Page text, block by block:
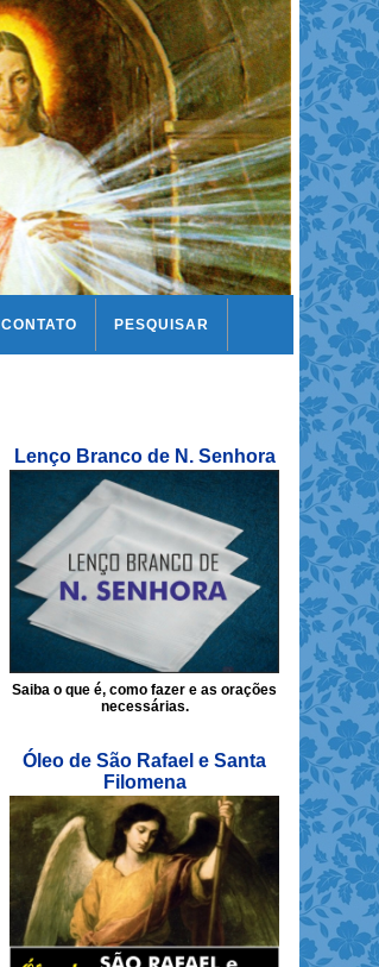
CONTATO PESQUISAR
Lenço Branco de N. Senhora
Saiba o que é, como fazer e as orações
necessárias.
Óleo de São Rafael e Santa
Filomena